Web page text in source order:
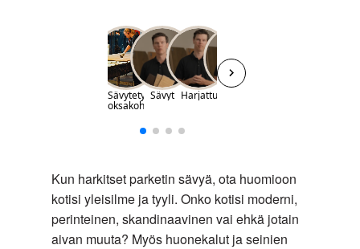
Kun harkitset parketin sävyä, ota huomioon
kotisi yleisilme ja tyyli. Onko kotisi moderni,
perinteinen, skandinaavinen vai ehkä jotain
aivan muuta? Myös huonekalut ja seinien